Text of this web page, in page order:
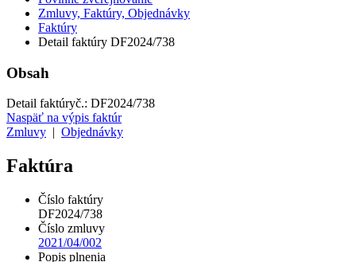
Zmluvy, Faktúry, Objednávky
Faktúry
Detail faktúry DF2024/738
Obsah
Detail faktúryč.: DF2024/738
Naspäť na výpis faktúr
Zmluvy
Objednávky
Faktúra
Číslo faktúry
DF2024/738
Číslo zmluvy
2021/04/002
Popis plnenia